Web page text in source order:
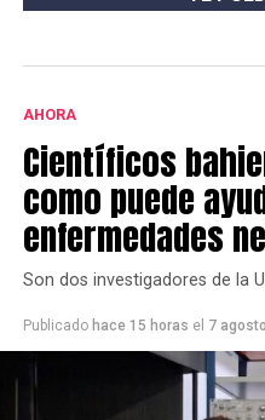
AHORA
Científicos
como puede
enfermedades
Son dos investigadores de la
Publicado hace 15 horas el 7